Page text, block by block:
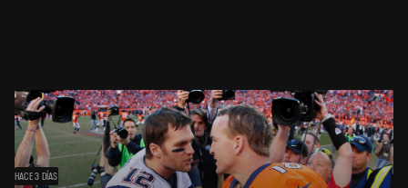
HACE 3 DÍAS